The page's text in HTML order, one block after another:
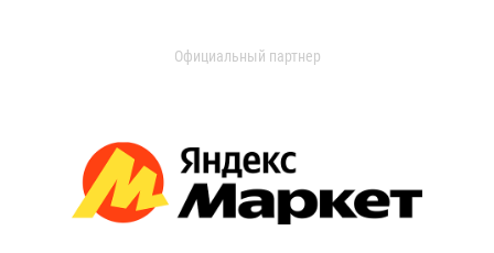
Официальный партнер